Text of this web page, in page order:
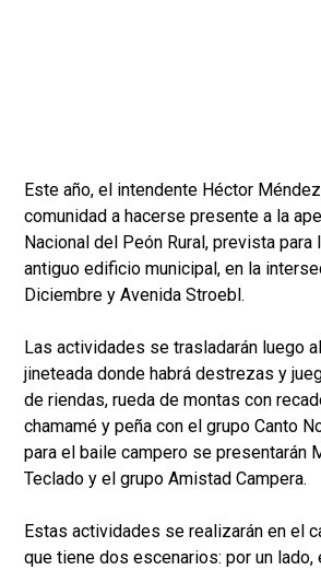
Este año, el intendente Héctor
comunidad a hacerse presente a la
Nacional del Peón Rural, prevista para
antiguo edificio municipal, en la
Diciembre y Avenida Stroebl.
Las actividades se trasladarán luego
jineteada donde habrá destrezas y
de riendas, rueda de montas con
chamamé y peña con el grupo Canto
para el baile campero se presentarán
Teclado y el grupo Amistad Campera.
Estas actividades se realizarán en el
que tiene dos escenarios: por un lado,